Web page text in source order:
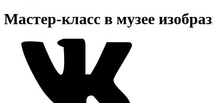
Мастер-класс в музее